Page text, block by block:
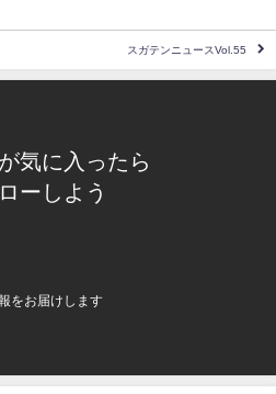
スガテンニュースVol.55
気に入ったら
ーしよう
をお届けします